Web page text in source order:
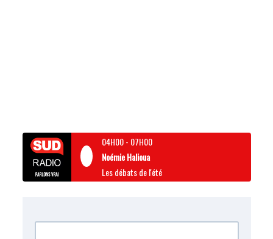
04H00- 07H00
Noémie Halioua
Les débats de l'été